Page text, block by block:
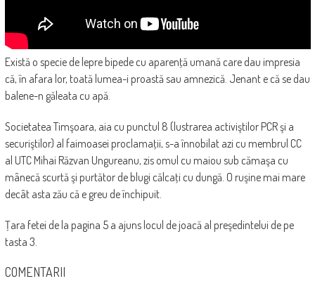
Există o specie de lepre bipede cu aparenţă umană care dau impresia
că, în afara lor, toată lumea-i proastă sau amnezică. Jenant e că se dau
balene-n găleata cu apă.
Societatea Timşoara, aia cu punctul 8 (lustrarea activiştilor PCR şi a
securiştilor) al faimoasei proclamaţii, s-a înnobilat azi cu membrul CC
al UTC Mihai Răzvan Ungureanu, zis omul cu maiou sub cămaşa cu
mânecă scurtă şi purtător de blugi călcaţi cu dungă. O ruşine mai mare
decât asta zău că e greu de închipuit.
Ţara fetei de la pagina 5 a ajuns locul de joacă al preşedintelui de pe
tasta 3.
COMENTARII